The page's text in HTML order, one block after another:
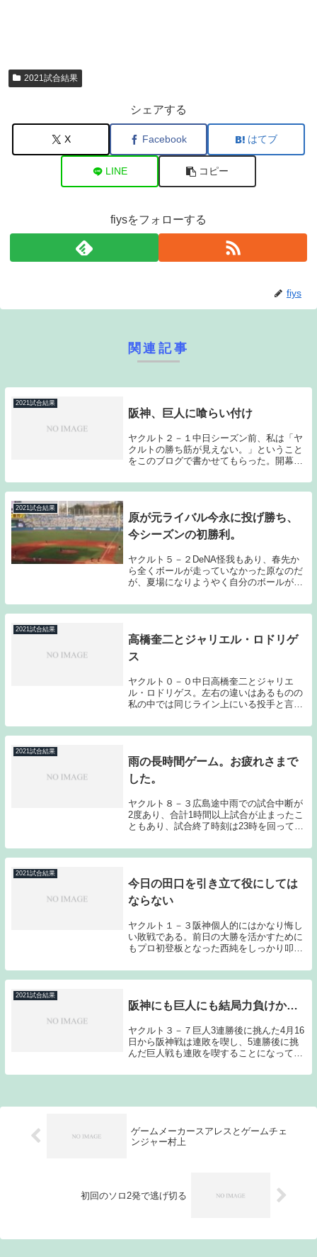
2021試合結果
シェアする
X Facebook はてブ
LINE コピー
fiysをフォローする
fiys
関連記事
2021試合結果
阪神、巨人に喰らい付け
ヤクルト２－１中日シーズン前、私は「ヤ
クルトの勝ち筋が見えない。」ということ
をこのブログで書かせてもらった。開幕シ
時代の到来を覚悟した。しかしである。こ
こまでチームは首位阪神、2位巨人に喰ら
2021試合結果
原が元ライバル今永に投げ勝ち、
今シーズンの初勝利。
ヤクルト５－２DeNA怪我もあり、春先か
ら全くボールが走っていなかった原なのだ
が、夏場になりようやく自分のボールが投
な投球を見せてくれるか気になっていたの
だが、DeNA相手に7回無失点の好投でチー
2021試合結果
高橋奎二とジャリエル・ロドリゲ
ス
ヤクルト０－０中日高橋奎二とジャリエ
ル・ロドリゲス。左右の違いはあるものの
私の中では同じライン上にいる投手と言う
が、そのボールを安定的に投げることが出
来ず、試合の中で崩れてしまう可能性が高
2021試合結果
雨の長時間ゲーム。お疲れさまで
した。
ヤクルト８－３広島途中雨での試合中断が
2度あり、合計1時間以上試合が止まったこ
ともあり、試合終了時刻は23時を回ってい
くるような場面もあったのだが、中断後の
7回裏をしっかり無失点で粘った今野と8回
2021試合結果
今日の田口を引き立て役にしては
ならない
ヤクルト１－３阪神個人的にはかなり悔し
い敗戦である。前日の大勝を活かすために
もプロ初登板となった西純をしっかり叩い
ンスを活かすことが出来ず、結局5回をノ
ーヒットに抑えられ、プロ初勝利まで献上
2021試合結果
阪神にも巨人にも結局力負けか…
ヤクルト３－７巨人3連勝後に挑んた4月16
日から阪神戦は連敗を喫し、5連勝後に挑
んだ巨人戦も連敗を喫することになってし
結果である。昨日、今日の投手陣が完全に
ゲームメーカースアレスとゲームチェ
ンジャー村上
初回のソロ2発で逃げ切る